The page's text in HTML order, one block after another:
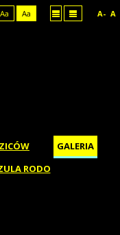
Aa Aa A- A
GALERIA
RODO